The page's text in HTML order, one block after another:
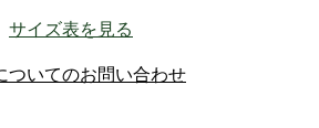
サイズ表を見る
ついてのお問い合わせ